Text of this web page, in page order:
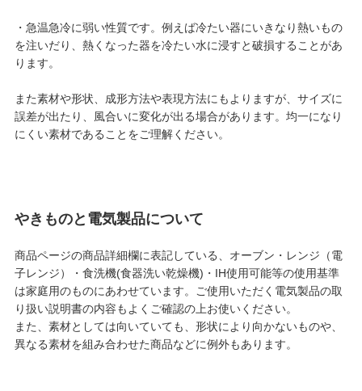
・急温急冷に弱い性質です。例えば冷たい器にいきなり熱いもの
を注いだり、熱くなった器を冷たい水に浸すと破損することがあ
ります。
また素材や形状、成形方法や表現方法にもよりますが、サイズに
誤差が出たり、風合いに変化が出る場合があります。均一になり
にくい素材であることをご理解ください。
やきものと電気製品について
商品ページの商品詳細欄に表記している、オーブン・レンジ（電
子レンジ）・食洗機(食器洗い乾燥機)・IH使用可能等の使用基準
は家庭用のものにあわせています。ご使用いただく電気製品の取
り扱い説明書の内容もよくご確認の上お使いください。
また、素材としては向いていても、形状により向かないものや、
異なる素材を組み合わせた商品などに例外もあります。